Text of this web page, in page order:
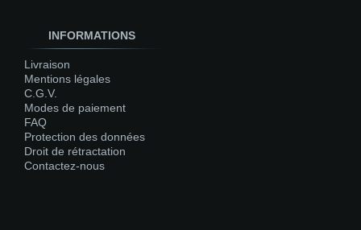
INFORMATIONS
Livraison
Mentions légales
C.G.V.
Modes de paiement
FAQ
Protection des données
Droit de rétractation
Contactez-nous